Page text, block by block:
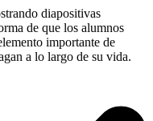
diapositivas
de que los alumnos
importante de
a lo largo de su vida.